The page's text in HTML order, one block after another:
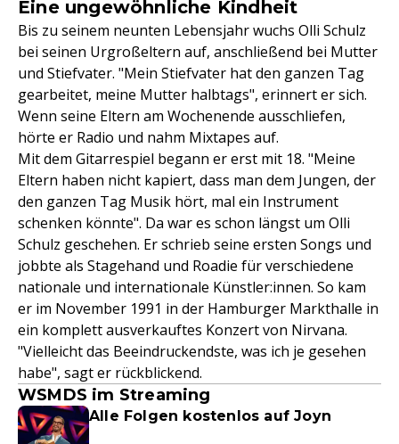
Eine ungewöhnliche Kindheit
Bis zu seinem neunten Lebensjahr wuchs Olli Schulz
bei seinen Urgroßeltern auf, anschließend bei Mutter
und Stiefvater. "Mein Stiefvater hat den ganzen Tag
gearbeitet, meine Mutter halbtags", erinnert er sich.
Wenn seine Eltern am Wochenende ausschliefen,
hörte er Radio und nahm Mixtapes auf.
Mit dem Gitarrespiel begann er erst mit 18. "Meine
Eltern haben nicht kapiert, dass man dem Jungen, der
den ganzen Tag Musik hört, mal ein Instrument
schenken könnte". Da war es schon längst um Olli
Schulz geschehen. Er schrieb seine ersten Songs und
jobbte als Stagehand und Roadie für verschiedene
nationale und internationale Künstler:innen. So kam
er im November 1991 in der Hamburger Markthalle in
ein komplett ausverkauftes Konzert von Nirvana.
"Vielleicht das Beeindruckendste, was ich je gesehen
habe", sagt er rückblickend.
WSMDS im Streaming
Alle Folgen kostenlos auf Joyn